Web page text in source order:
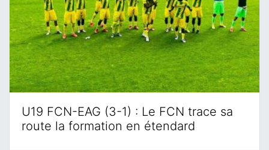
U19 FCN-EAG (3-1) : Le FCN trace sa
route la formation en étendard